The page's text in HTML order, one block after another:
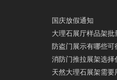
国庆放假通知
大理石展厅样品架批
防盗门展示有哪些可
消防门推拉展架选择
天然大理石展架需